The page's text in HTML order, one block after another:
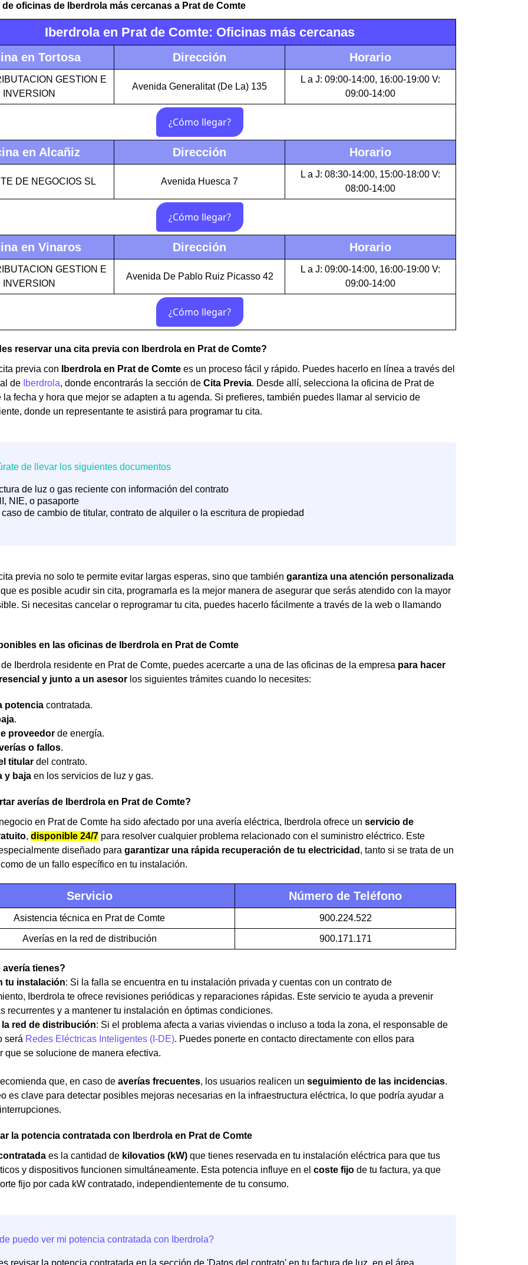
oficinas de Iberdrola más cercanas a Prat de Comte
Iberdrola en Prat de Comte: Oficinas más cercanas
en Tortosa Dirección Horario
GESTION E
INVERSION
Avenida Generalitat (De La) 135
L a J: 09:00-14:00, 16:00-19:00 V:
09:00-14:00
en Alcañiz Dirección Horario
DE NEGOCIOS SL Avenida Huesca 7
L a J: 08:30-14:00, 15:00-18:00 V:
08:00-14:00
en Vinaros Dirección Horario
GESTION E
INVERSION
Avenida De Pablo Ruiz Picasso 42
L a J: 09:00-14:00, 16:00-19:00 V:
09:00-14:00
reservar una cita previa con Iberdrola en Prat de Comte?
previa con
Iberdrola en Prat de Comte es un proceso fácil y rápido. Puedes hacerlo en línea a través del
de Iberdrola, donde encontrarás la sección de Cita Previa. Desde allí, selecciona la oficina de Prat de
la fecha y hora que mejor se adapten a tu agenda. Si prefieres, también puedes llamar al servicio de
donde un representante te asistirá para programar tu cita.
previa no solo te permite evitar largas esperas, sino que también garantiza una atención personalizada
es posible acudir sin cita, programarla es la mejor manera de asegurar que serás atendido con la mayor
Si necesitas cancelar o reprogramar tu cita, puedes hacerlo fácilmente a través de la web o llamando
en las oficinas de Iberdrola en Prat de Comte
Iberdrola residente en Prat de Comte, puedes acercarte a una de las oficinas de la empresa para hacer
y junto a un asesor los siguientes trámites cuando lo necesites:
potencia contratada.
.
proveedor de energía.
o fallos.
titular del contrato.
y baja en los servicios de luz y gas.
averías de Iberdrola en Prat de Comte?
en Prat de Comte ha sido afectado por una avería eléctrica, Iberdrola ofrece un servicio de
, disponible 24/7 para resolver cualquier problema relacionado con el suministro eléctrico. Este
diseñado para garantizar una rápida recuperación de tu electricidad , tanto si se trata de un
de un fallo específico en tu instalación.
Servicio Número de Teléfono
Asistencia técnica en Prat de Comte 900.224.522
Averías en la red de distribución 900.171.171
avería tienes?
tu instalación: Si la falla se encuentra en tu instalación privada y cuentas con un contrato de
Iberdrola te ofrece revisiones periódicas y reparaciones rápidas. Este servicio te ayuda a prevenir
recurrentes y a mantener tu instalación en óptimas condiciones.
la red de distribución: Si el problema afecta a varias viviendas o incluso a toda la zona, el responsable de
será Redes Eléctricas Inteligentes (I-DE). Puedes ponerte en contacto directamente con ellos para
que se solucione de manera efectiva.
que, en caso de averías frecuentes, los usuarios realicen un seguimiento de las incidencias.
es clave para detectar posibles mejoras necesarias en la infraestructura eléctrica, lo que podría ayudar a
la potencia contratada con Iberdrola en Prat de Comte
es la cantidad de kilovatios (kW) que tienes reservada en tu instalación eléctrica para que tus
y dispositivos funcionen simultáneamente. Esta potencia influye en el coste fijo de tu factura, ya que
fijo por cada kW contratado, independientemente de tu consumo.
revisar la potencia contratada en la sección de 'Datos del contrato' en tu factura de luz, en el área